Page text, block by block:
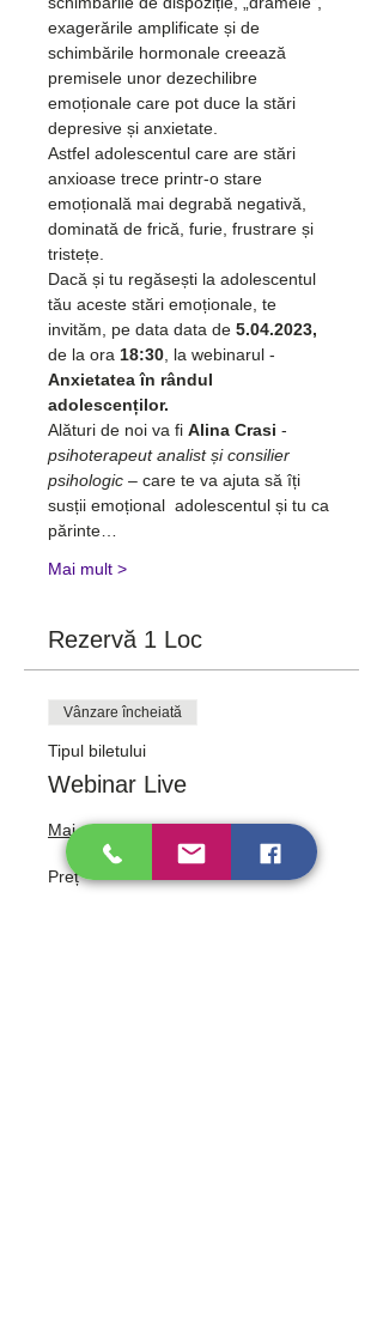
exagerările amplificate și de
schimbările hormonale creează
premisele unor dezechilibre
emoționale care pot duce la stări
depresive și anxietate.
Astfel adolescentul care are stări
anxioase trece printr-o stare
emoțională mai degrabă negativă,
dominată de frică, furie, frustrare și
tristețe.
Dacă și tu regăsești la adolescentul
tău aceste stări emoționale, te
invităm, pe data data de 5.04.2023,
de la ora 18:30 , la webinarul -
Anxietatea în rândul
adolescenților.
Alături de noi va fi Alina Crasi -
psihoterapeut analist și consilier
psihologic – care te va ajuta să îți
susții emoțional  adolescentul și tu ca
părinte…
Mai mult >
Rezervă 1 Loc
Vânzare încheiată
Tipul biletului
Webinar Live
Mai multe informații
Preț